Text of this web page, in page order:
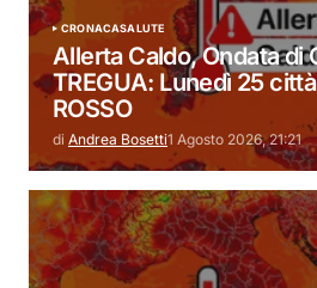
CRONACASALUTE
Allerta Caldo, Ondata di
TREGUA: Lunedì 25
ROSSO
di Andrea Bosetti1 Agosto 2026, 21:21